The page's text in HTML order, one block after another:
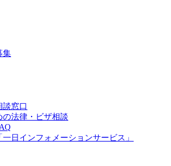
集
談窓口
法律・ビザ相談
日インフォメーションサービス」